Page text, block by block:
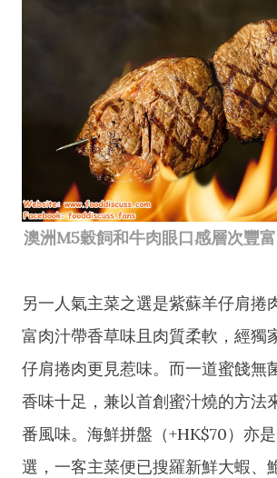
澳洲M5穀飼和牛肉眼口感層次豐富
另一人氣主菜之選是紫蘇羊仔肩捲
富肉汁帶香草味且肉質柔軟，經獨
仔肩捲肉更見惹味。而一道蜜餞無
香味十足，兼以首創蜜汁燒的方法
番風味。海鮮拼盤（+HK$70）亦
選，一客主菜便已搜羅新鮮大蝦、